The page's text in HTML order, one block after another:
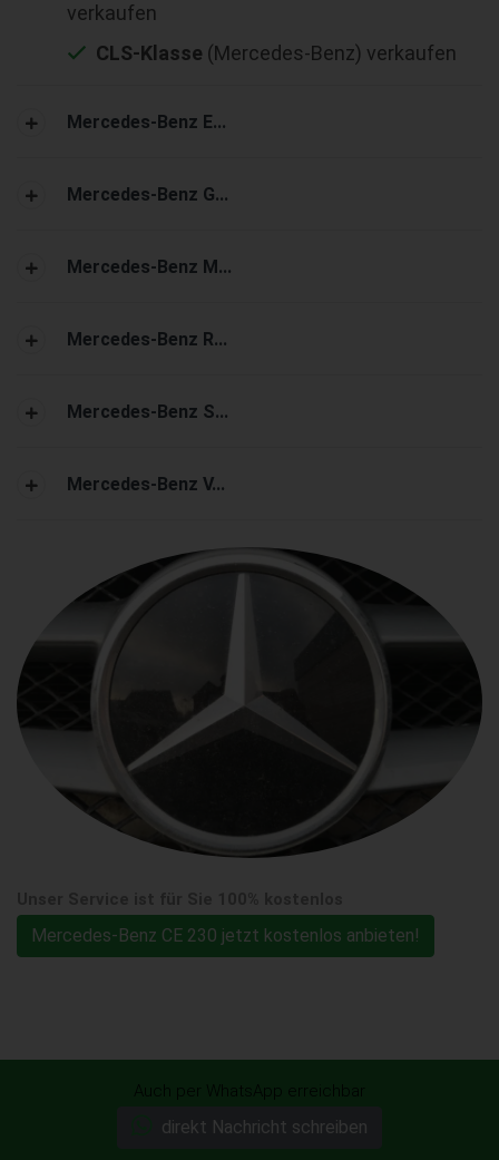
verkaufen
CLS-Klasse (Mercedes-Benz) verkaufen
Mercedes-Benz E...
Mercedes-Benz G...
Mercedes-Benz M...
Mercedes-Benz R...
Mercedes-Benz S...
Mercedes-Benz V...
Mercedes-Benz CE 230 jetzt kostenlos anbieten!
Ohne Anmeldung! unverbindlich &
Auch per WhatsApp erreichbar
direkt Nachricht schreiben